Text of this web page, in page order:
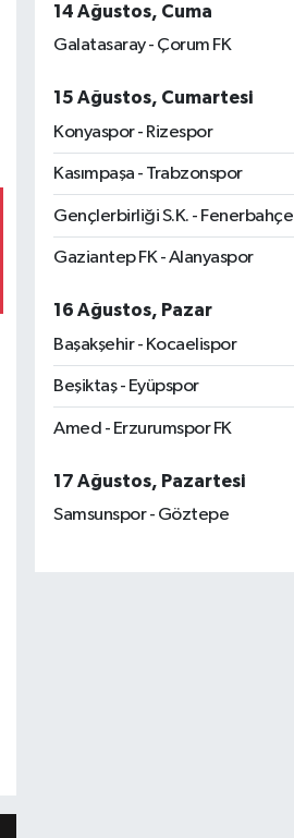
14 Ağustos, Cuma
Galatasaray - Çorum FK
15 Ağustos, Cumartesi
Konyaspor - Rizespor
Kasımpaşa - Trabzonspor
Gençlerbirliği S.K. - Fenerbahçe
Gaziantep FK - Alanyaspor
16 Ağustos, Pazar
Başakşehir - Kocaelispor
Beşiktaş - Eyüpspor
Amed - Erzurumspor FK
17 Ağustos, Pazartesi
Samsunspor - Göztepe